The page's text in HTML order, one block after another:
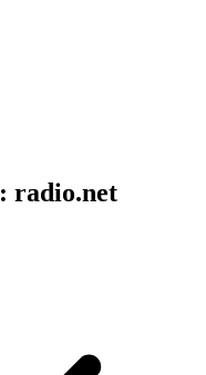
radio.net